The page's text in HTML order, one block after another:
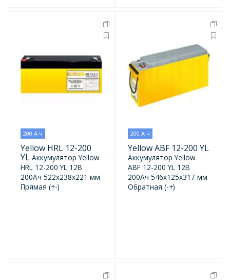
200 А·ч
Yellow HRL 12-200
YL Аккумулятор Yellow
HRL 12-200 YL 12В
200Ач 522x238x221 мм
Прямая (+-)
200 А·ч
Yellow ABF 12-200 YL
Аккумулятор Yellow
ABF 12-200 YL 12В
200Ач 546x125x317 мм
Обратная (-+)